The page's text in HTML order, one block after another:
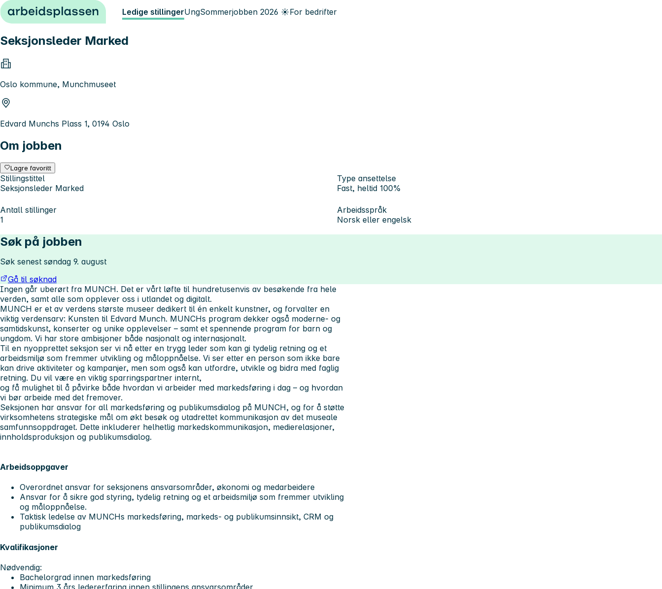
Hopp til innhold Ledige stillingerUngSommerjobben 2026 ☀️For bedrifter
Seksjonsleder Marked
Oslo kommune, Munchmuseet
Edvard Munchs Plass 1, 0194 Oslo
Om jobben
Lagre favoritt
Stillingstittel
Seksjonsleder Marked
Type ansettelse
Fast, heltid 100%
Antall stillinger
1
Arbeidsspråk
Norsk eller engelsk
Søk på jobben
Søk senest søndag 9. august
Gå til søknad
Ingen går uberørt fra MUNCH. Det er vårt løfte til hundretusenvis av besøkende fra hele
verden, samt alle som opplever oss i utlandet og digitalt.
MUNCH er et av verdens største museer dedikert til én enkelt kunstner, og forvalter en
viktig verdensarv: Kunsten til Edvard Munch. MUNCHs program dekker også moderne- og
samtidskunst, konserter og unike opplevelser – samt et spennende program for barn og
ungdom. Vi har store ambisjoner både nasjonalt og internasjonalt.
Til en nyopprettet seksjon ser vi nå etter en trygg leder som kan gi tydelig retning og et
arbeidsmiljø som fremmer utvikling og måloppnåelse. Vi ser etter en person som ikke bare
kan drive aktiviteter og kampanjer, men som også kan utfordre, utvikle og bidra med faglig
retning. Du vil være en viktig sparringspartner internt,
og få mulighet til å påvirke både hvordan vi arbeider med markedsføring i dag – og hvordan
vi bør arbeide med det fremover.
Seksjonen har ansvar for all markedsføring og publikumsdialog på MUNCH, og for å støtte
virksomhetens strategiske mål om økt besøk og utadrettet kommunikasjon av det museale
samfunnsoppdraget. Dette inkluderer helhetlig markedskommunikasjon, medierelasjoner,
innholdsproduksjon og publikumsdialog.
Arbeidsoppgaver
Overordnet ansvar for seksjonens ansvarsområder, økonomi og medarbeidere
Ansvar for å sikre god styring, tydelig retning og et arbeidsmiljø som fremmer utvikling
og måloppnåelse.
Taktisk ledelse av MUNCHs markedsføring, markeds- og publikumsinnsikt, CRM og
publikumsdialog
Kvalifikasjoner
Nødvendig:
Bachelorgrad innen markedsføring
Minimum 3 års ledererfaring innen stillingens ansvarsområder